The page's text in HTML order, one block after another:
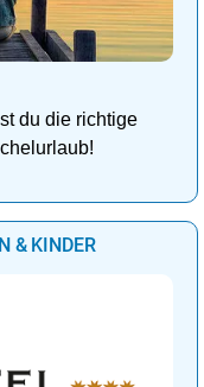
du die richtige
& KINDER